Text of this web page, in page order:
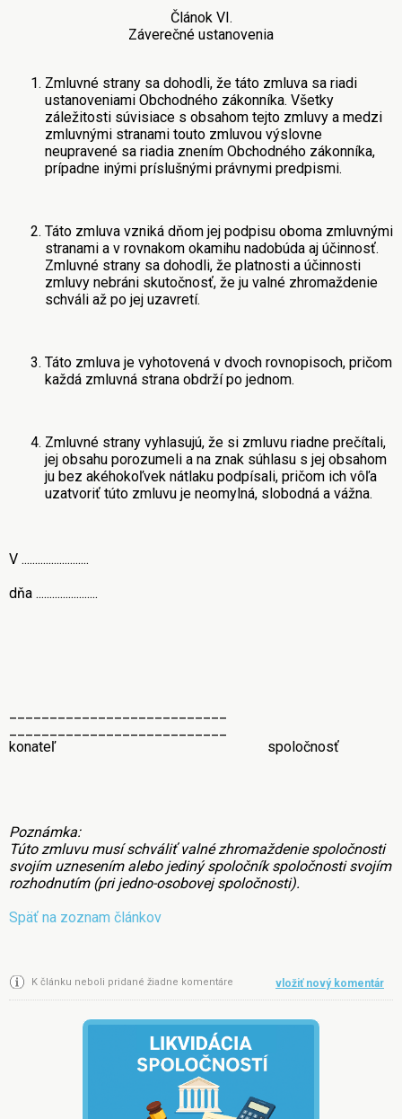
Článok VI.
Záverečné ustanovenia
Zmluvné strany sa dohodli, že táto zmluva sa riadi
ustanoveniami Obchodného zákonníka. Všetky
záležitosti súvisiace s obsahom tejto zmluvy a medzi
zmluvnými stranami touto zmluvou výslovne
neupravené sa riadia znením Obchodného zákonníka,
prípadne inými príslušnými právnymi predpismi.
Táto zmluva vzniká dňom jej podpisu oboma zmluvnými
stranami a v rovnakom okamihu nadobúda aj účinnosť.
Zmluvné strany sa dohodli, že platnosti a účinnosti
zmluvy nebráni skutočnosť, že ju valné zhromaždenie
schváli až po jej uzavretí.
Táto zmluva je vyhotovená v dvoch rovnopisoch, pričom
každá zmluvná strana obdrží po jednom.
Zmluvné strany vyhlasujú, že si zmluvu riadne prečítali,
jej obsahu porozumeli a na znak súhlasu s jej obsahom
ju bez akéhokoľvek nátlaku podpísali, pričom ich vôľa
uzatvoriť túto zmluvu je neomylná, slobodná a vážna.
V .........................
dňa .......................
konateľ spoločnosť
Poznámka:
Túto zmluvu musí schváliť valné zhromaždenie spoločnosti
svojím uznesením alebo jediný spoločník spoločnosti svojím
rozhodnutím (pri jedno-osobovej spoločnosti).
Späť na zoznam článkov
K článku neboli pridané žiadne komentáre vložiť nový komentár